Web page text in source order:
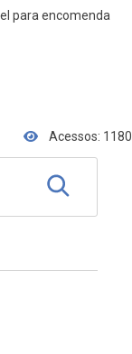
para encomenda
Acessos: 1180